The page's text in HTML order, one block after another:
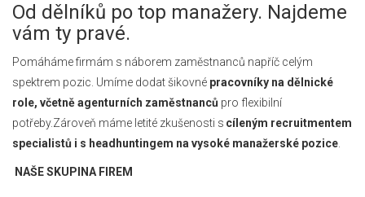
Od dělníků po top manažery. Najdeme
vám ty pravé.
Pomáháme firmám s náborem zaměstnanců napříč celým
spektrem pozic. Umíme dodat šikovné pracovníky na dělnické
role, včetně agenturních zaměstnanců pro flexibilní
potřeby.Zároveň máme letité zkušenosti s cíleným recruitmentem
specialistů i s headhuntingem na vysoké manažerské pozice
NAŠE SKUPINA FIREM